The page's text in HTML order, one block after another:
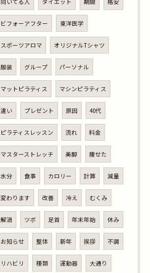
ビフォーアフター 東洋医学
スポーツアロマ オリジナルTシャツ
服装 グループ パーソナル
マットピラティス マシンピラティス
違い プレゼント 原因 40代
ピラティスレッスン 流れ 料金
マスターストレッチ 美脚 痩せた
水分 食事 カロリー 計算 減量
変わります 改善 冷え むくみ
解消 ツボ 足首 年末年始 休み
お知らせ 整体 新年 挨拶 不調
リハビリ 種類 運動器 大通り